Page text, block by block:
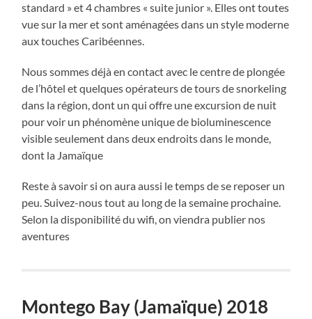
standard » et 4 chambres « suite junior ». Elles ont toutes
vue sur la mer et sont aménagées dans un style moderne
aux touches Caribéennes.
Nous sommes déjà en contact avec le centre de plongée
de l’hôtel et quelques opérateurs de tours de snorkeling
dans la région, dont un qui offre une excursion de nuit
pour voir un phénomène unique de bioluminescence
visible seulement dans deux endroits dans le monde,
dont la Jamaïque
Reste à savoir si on aura aussi le temps de se reposer un
peu. Suivez-nous tout au long de la semaine prochaine.
Selon la disponibilité du wifi, on viendra publier nos
aventures
Montego Bay (Jamaïque) 2018